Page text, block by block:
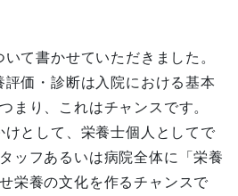
て書かせていただきました。
価・診断は入院における基本
まり、これはチャンスです。
として、栄養士個人としてで
ッフあるいは病院全体に「栄養
栄養の文化を作るチャンスで